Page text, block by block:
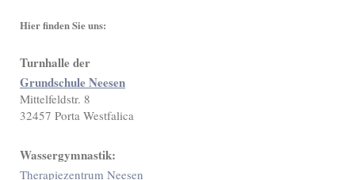
Hier finden Sie uns:
Turnhalle der
Grundschule Neesen
Mittelfeldstr. 8
32457 Porta Westfalica
Wassergymnastik:
Therapiezentrum Neesen